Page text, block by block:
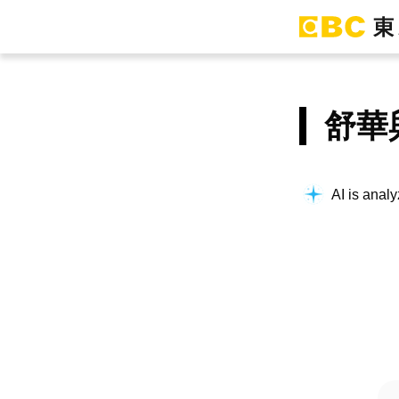
舒華
AI is